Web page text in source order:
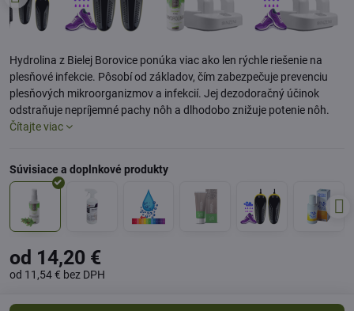
Hydrolina z Bielej Borovice ponúka viac ako len rýchle riešenie na
plesňové infekcie. Pôsobí od základov, čím zabezpečuje prevenciu
plesňových mikroorganizmov a infekcií. Jej dezodoračný účinok
odstraňuje nepríjemné pachy nôh a dlhodobo znižuje potenie nôh.
Čítajte viac
od 14,20 €
od 11,54 € bez DPH